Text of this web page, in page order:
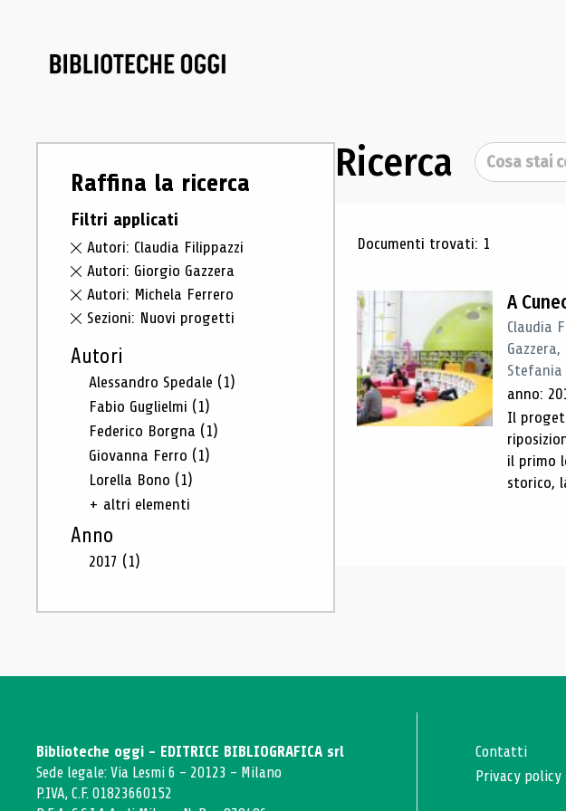
Raffina la ricerca
Filtri applicati
Autori: Claudia Filippazzi
Autori: Giorgio Gazzera
Autori: Michela Ferrero
Sezioni: Nuovi progetti
Autori
Alessandro Spedale (1)
Fabio Guglielmi (1)
Federico Borgna (1)
Giovanna Ferro (1)
Lorella Bono (1)
+ altri elementi
Anno
2017 (1)
Ricerca Cerca
Risultati di
Documenti trovati: 1
A
Claudia
Stefania
anno:
Il
il primo
storico,
Biblioteche oggi - EDITRICE BIBLIOGRAFICA srl
Sede legale: Via Lesmi 6 - 20123 - Milano
P.IVA, C.F. 01823660152
Contatti
Privacy policy